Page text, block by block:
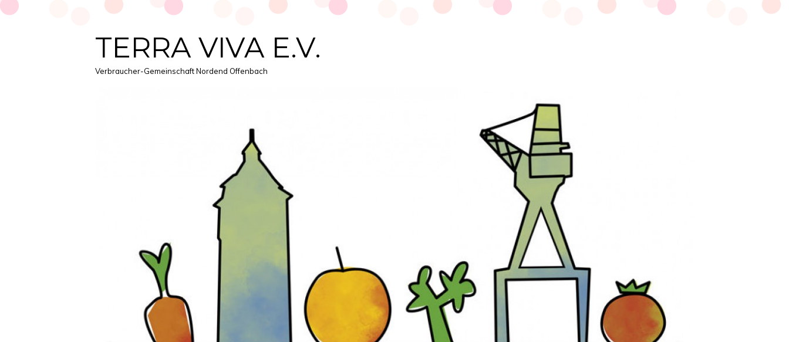
TERRA VIVA E.V.
Verbraucher-Gemeinschaft Nordend Offenbach